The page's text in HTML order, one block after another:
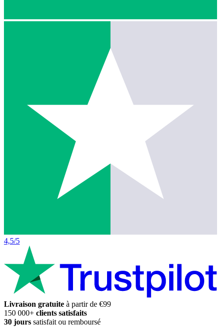
4,5/5
Livraison gratuite à partir de €99
150 000+ clients satisfaits
30 jours satisfait ou remboursé